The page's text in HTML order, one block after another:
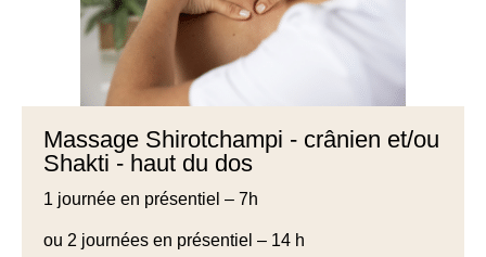
Massage Shirotchampi - crânien et/ou
Shakti - haut du dos
1 journée en présentiel – 7h
ou 2 journées en présentiel – 14 h